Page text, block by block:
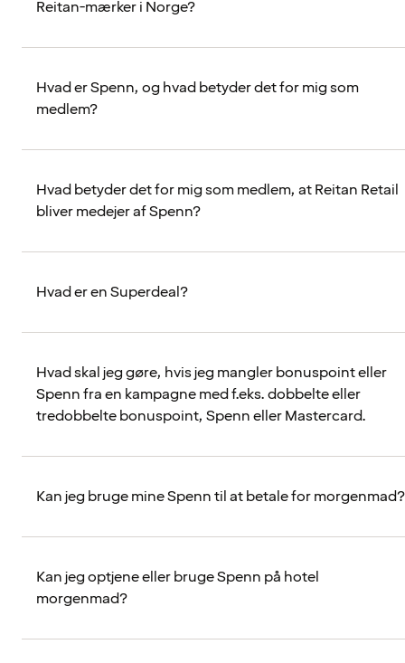
Reitan-mærker i Norge?
Hvad er Spenn, og hvad betyder det for mig som
medlem?
Hvad betyder det for mig som medlem, at Reitan Retail
bliver medejer af Spenn?
Hvad er en Superdeal?
Hvad skal jeg gøre, hvis jeg mangler bonuspoint eller
Spenn fra en kampagne med f.eks. dobbelte eller
tredobbelte bonuspoint, Spenn eller Mastercard.
Kan jeg bruge mine Spenn til at betale for morgenmad?
Kan jeg optjene eller bruge Spenn på hotel
morgenmad?